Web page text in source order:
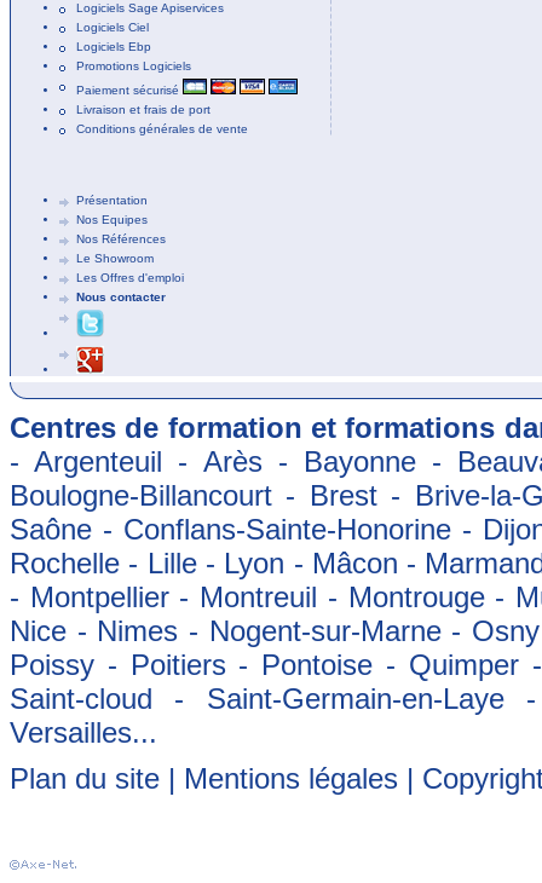
Logiciels Sage Apiservices
Logiciels Ciel
Logiciels Ebp
Promotions Logiciels
Paiement sécurisé
Livraison et frais de port
Conditions générales de vente
Présentation
Nos Equipes
Nos Références
Le Showroom
Les Offres d'emploi
Nous contacter
Centres de formation et formations
- Argenteuil - Arès - Bayonne -
Boulogne-Billancourt - Brest - Brive-
Saône - Conflans-Sainte-Honorine -
Rochelle - Lille - Lyon - Mâcon -
- Montpellier - Montreuil - Montrouge -
Nice - Nimes - Nogent-sur-Marne -
Poissy - Poitiers - Pontoise -
Saint-cloud - Saint-Germain-en-
Versailles...
Plan du site | Mentions légales |